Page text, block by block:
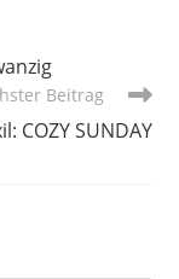
Beitrag
COZY SUNDAY